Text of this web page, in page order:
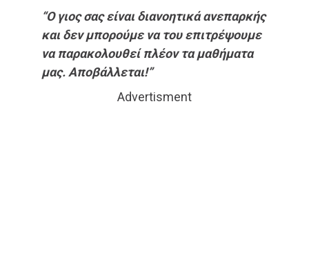
“Ο γιος σας είναι διανοητικά ανεπαρκής
και δεν μπορούμε να του επιτρέψουμε
να παρακολουθεί πλέον τα μαθήματα
μας. Αποβάλλεται!”
Advertisment